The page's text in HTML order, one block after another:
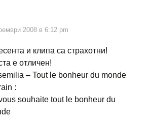
2008 в 6:12 pm
и клипа са страхотни!
е отличен!
– Tout le bonheur du monde
:
souhaite tout le bonheur du